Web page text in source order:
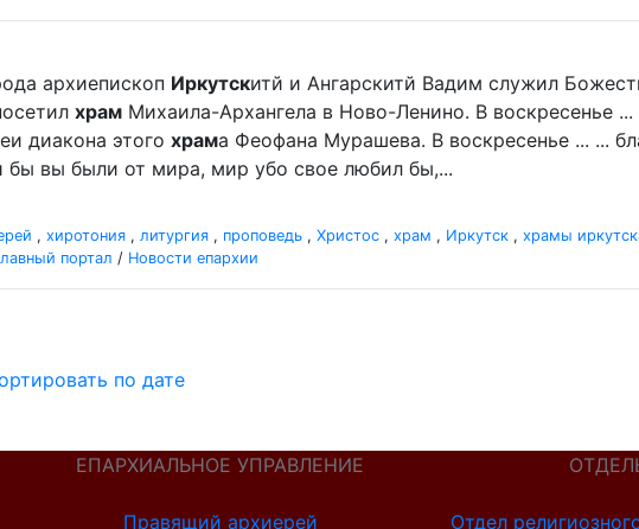
архиепископ Иркутскитй и Ангарскитй Вадим служил
храм Михаила-Архангела в Ново-Ленино. В воскресенье
диакона этого храма Феофана Мурашева. В воскресенье ... ...
бы вы были от мира, мир убо свое любил бы,...
, хиротония , литургия , проповедь , Христос , храм , Иркутск , храмы
портал / Новости епархии
по дате
ЕПАРХИАЛЬНОЕ УПРАВЛЕНИЕ
Правящий архиерей Отдел